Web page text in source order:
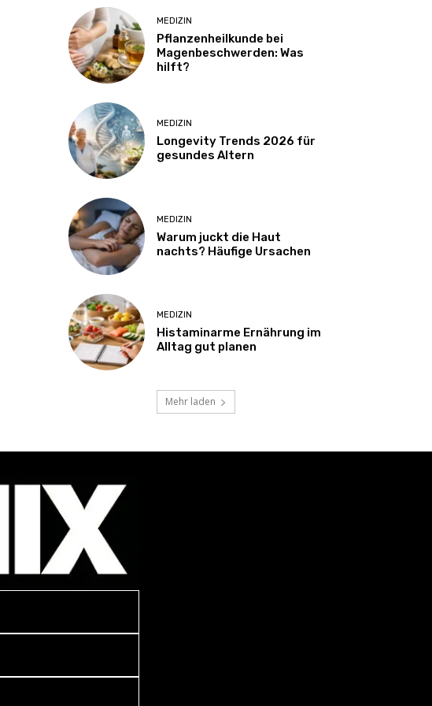
MEDIZIN
Pflanzenheilkunde bei
Magenbeschwerden: Was
hilft?
MEDIZIN
Longevity Trends 2026 für
gesundes Altern
MEDIZIN
Warum juckt die Haut
nachts? Häufige Ursachen
MEDIZIN
Histaminarme Ernährung im
Alltag gut planen
Mehr laden